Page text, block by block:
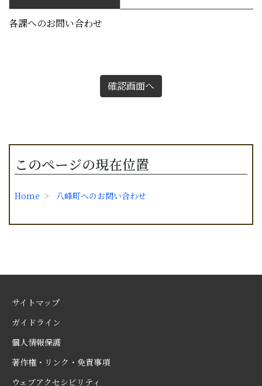
各課へのお問い合わせ
確認画面へ
このページの現在位置
Home 八峰町へのお問い合わせ
サイトマップ
ガイドライン
個人情報保護
著作権・リンク・免責事項
ウェブアクセシビリティ